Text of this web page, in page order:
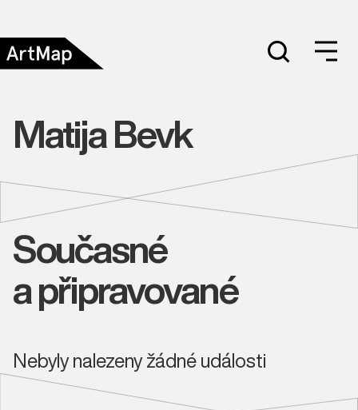
Matija Bevk
Současné
a připravované
Nebyly nalezeny žádné události